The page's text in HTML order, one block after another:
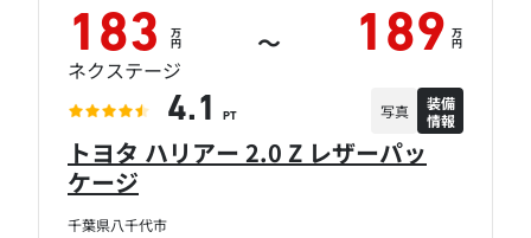
千葉県八千代市
トヨタ ハリアー 2.0 Z レザーパッ
ケージ
183 万
円 ～ 189 万
円
ネクステージ
4.1 PT 写真
装備
情報